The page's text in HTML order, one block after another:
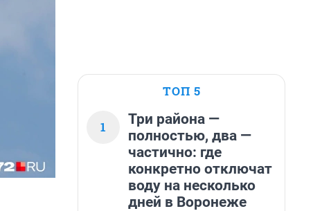
ТОП 5
1
Три района —
полностью, два —
частично: где
конкретно отключат
воду на несколько
дней в Воронеже